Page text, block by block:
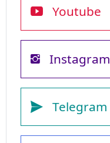
Youtube
Instagram
Telegram